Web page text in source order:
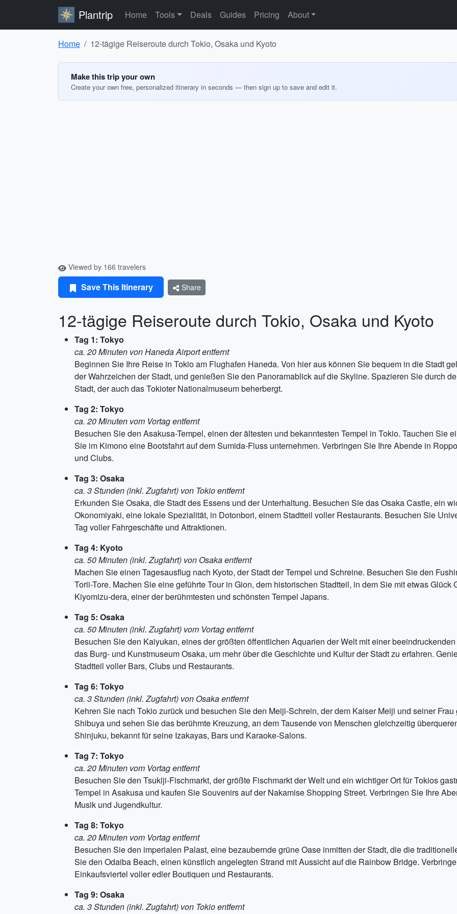
Plantrip Home Tools Deals Guides Pricing About
Home 12-tägige Reiseroute durch Tokio, Osaka und Kyoto
Make this trip your own
Create your own free, personalized itinerary in seconds — then sign up to save and edit it.
Viewed by 166 travelers
Save This Itinerary Share
12-tägige Reiseroute durch Tokio, Osaka und Kyoto
Tag 1: Tokyo
ca. 20 Minuten von Haneda Airport entfernt
Beginnen Sie Ihre Reise in Tokio am Flughafen Haneda. Von hier aus können Sie bequem in die Stadt
der Wahrzeichen der Stadt, und genießen Sie den Panoramablick auf die Skyline. Spazieren Sie durch
Stadt, der auch das Tokioter Nationalmuseum beherbergt.
Tag 2: Tokyo
ca. 20 Minuten vom Vortag entfernt
Besuchen Sie den Asakusa-Tempel, einen der ältesten und bekanntesten Tempel in Tokio. Tauchen Sie
Sie im Kimono eine Bootsfahrt auf dem Sumida-Fluss unternehmen. Verbringen Sie Ihre Abende in
und Clubs.
Tag 3: Osaka
ca. 3 Stunden (inkl. Zugfahrt) von Tokio entfernt
Erkunden Sie Osaka, die Stadt des Essens und der Unterhaltung. Besuchen Sie das Osaka Castle, ein
Okonomiyaki, eine lokale Spezialität, in Dotonbori, einem Stadtteil voller Restaurants. Besuchen Sie
Tag voller Fahrgeschäfte und Attraktionen.
Tag 4: Kyoto
ca. 50 Minuten (inkl. Zugfahrt) von Osaka entfernt
Machen Sie einen Tagesausflug nach Kyoto, der Stadt der Tempel und Schreine. Besuchen Sie den
Torii-Tore. Machen Sie eine geführte Tour in Gion, dem historischen Stadtteil, in dem Sie mit etwas
Kiyomizu-dera, einer der berühmtesten und schönsten Tempel Japans.
Tag 5: Osaka
ca. 50 Minuten (inkl. Zugfahrt) vom Vortag entfernt
Besuchen Sie den Kaiyukan, eines der größten öffentlichen Aquarien der Welt mit einer
das Burg- und Kunstmuseum Osaka, um mehr über die Geschichte und Kultur der Stadt zu erfahren.
Stadtteil voller Bars, Clubs und Restaurants.
Tag 6: Tokyo
ca. 3 Stunden (inkl. Zugfahrt) von Osaka entfernt
Kehren Sie nach Tokio zurück und besuchen Sie den Meiji-Schrein, der dem Kaiser Meiji und seiner
Shibuya und sehen Sie das berühmte Kreuzung, an dem Tausende von Menschen gleichzeitig
Shinjuku, bekannt für seine Izakayas, Bars und Karaoke-Salons.
Tag 7: Tokyo
ca. 20 Minuten vom Vortag entfernt
Besuchen Sie den Tsukiji-Fischmarkt, der größte Fischmarkt der Welt und ein wichtiger Ort für Tokios
Tempel in Asakusa und kaufen Sie Souvenirs auf der Nakamise Shopping Street. Verbringen Sie Ihre
Musik und Jugendkultur.
Tag 8: Tokyo
ca. 20 Minuten vom Vortag entfernt
Besuchen Sie den imperialen Palast, eine bezaubernde grüne Oase inmitten der Stadt, die die
Sie den Odaiba Beach, einen künstlich angelegten Strand mit Aussicht auf die Rainbow Bridge.
Einkaufsviertel voller edler Boutiquen und Restaurants.
Tag 9: Osaka
ca. 3 Stunden (inkl. Zugfahrt) von Tokio entfernt